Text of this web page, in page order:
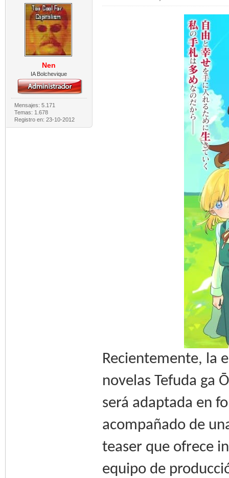
Nen
IA Bolchevique
Mensajes: 5.171
Temas: 1.678
Registro en: 23-10-2012
Recientemente, la
novelas Tefuda ga
será adaptada en
acompañado de
teaser que ofrece
equipo de